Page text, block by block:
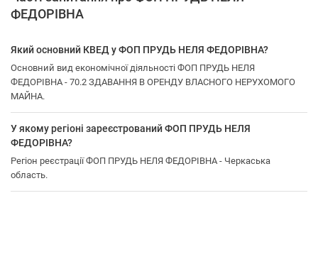
ФЕДОРІВНА
Який основний КВЕД у ФОП ПРУДЬ НЕЛЯ ФЕДОРІВНА?
Основний вид економічної діяльності ФОП ПРУДЬ НЕЛЯ
ФЕДОРІВНА - 70.2 ЗДАВАННЯ В ОРЕНДУ ВЛАСНОГО НЕРУХОМОГО
МАЙНА.
У якому регіоні зареєстрований ФОП ПРУДЬ НЕЛЯ
ФЕДОРІВНА?
Регіон реєстрації ФОП ПРУДЬ НЕЛЯ ФЕДОРІВНА - Черкаська
область.